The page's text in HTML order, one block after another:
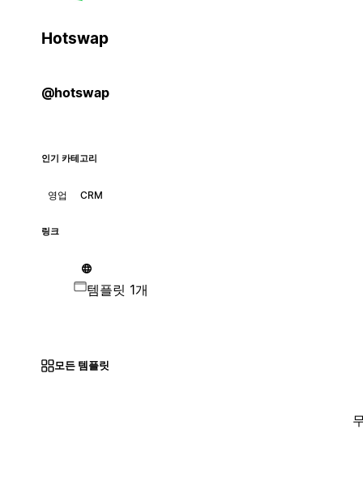
Hotswap
@hotswap
인기 카테고리
영업 CRM
링크
템플릿 1개
모든 템플릿